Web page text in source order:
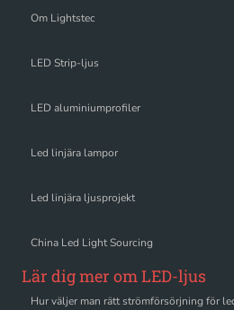
Om Lightstec
LED Strip-ljus
LED aluminiumprofiler
Led linjära lampor
Led linjära ljusprojekt
China Led Light Sourcing
Lär dig mer om LED-ljus
Hur väljer man rätt strömförsörjning för